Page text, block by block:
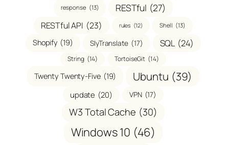
response (13) RESTful (27)
RESTful API (23) rules (12) Shell (13)
Shopify (19) SlyTranslate (17) SQL (24)
String (14) TortoiseGit (14)
Twenty Twenty-Five (19) Ubuntu (39)
update (20) VPN (17)
W3 Total Cache (30)
Windows 10 (46)